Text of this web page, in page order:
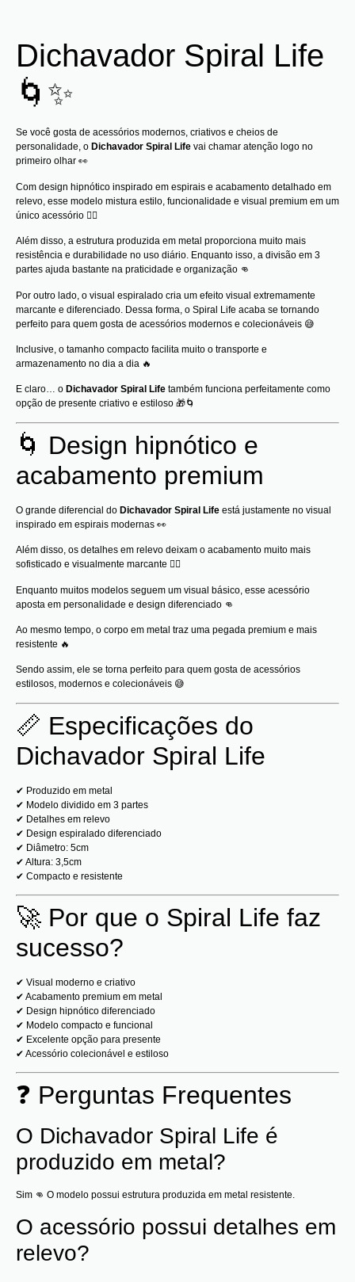
Dichavador Spiral Life
🌀✨
Se você gosta de acessórios modernos, criativos e cheios de
personalidade, o Dichavador Spiral Life vai chamar atenção logo no
primeiro olhar 👀
Com design hipnótico inspirado em espirais e acabamento detalhado em
relevo, esse modelo mistura estilo, funcionalidade e visual premium em um
único acessório 😮‍💨
Além disso, a estrutura produzida em metal proporciona muito mais
resistência e durabilidade no uso diário. Enquanto isso, a divisão em 3
partes ajuda bastante na praticidade e organização 👊
Por outro lado, o visual espiralado cria um efeito visual extremamente
marcante e diferenciado. Dessa forma, o Spiral Life acaba se tornando
perfeito para quem gosta de acessórios modernos e colecionáveis 😅
Inclusive, o tamanho compacto facilita muito o transporte e
armazenamento no dia a dia 🔥
E claro… o Dichavador Spiral Life também funciona perfeitamente como
opção de presente criativo e estiloso 🎁🌀
🌀 Design hipnótico e
acabamento premium
O grande diferencial do Dichavador Spiral Life está justamente no visual
inspirado em espirais modernas 👀
Além disso, os detalhes em relevo deixam o acabamento muito mais
sofisticado e visualmente marcante 😮‍💨
Enquanto muitos modelos seguem um visual básico, esse acessório
aposta em personalidade e design diferenciado 👊
Ao mesmo tempo, o corpo em metal traz uma pegada premium e mais
resistente 🔥
Sendo assim, ele se torna perfeito para quem gosta de acessórios
estilosos, modernos e colecionáveis 😅
📏 Especificações do
Dichavador Spiral Life
✔ Produzido em metal
✔ Modelo dividido em 3 partes
✔ Detalhes em relevo
✔ Design espiralado diferenciado
✔ Diâmetro: 5cm
✔ Altura: 3,5cm
✔ Compacto e resistente
🚀 Por que o Spiral Life faz
sucesso?
✔ Visual moderno e criativo
✔ Acabamento premium em metal
✔ Design hipnótico diferenciado
✔ Modelo compacto e funcional
✔ Excelente opção para presente
✔ Acessório colecionável e estiloso
❓ Perguntas Frequentes
O Dichavador Spiral Life é
produzido em metal?
Sim 👊 O modelo possui estrutura produzida em metal resistente.
O acessório possui detalhes em
relevo?